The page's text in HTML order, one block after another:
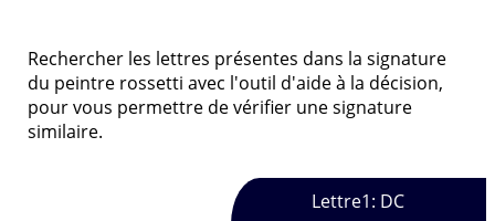
Rechercher les lettres présentes dans la signature
du peintre rossetti avec l'outil d'aide à la décision,
pour vous permettre de vérifier une signature
similaire.
Lettre1: DC